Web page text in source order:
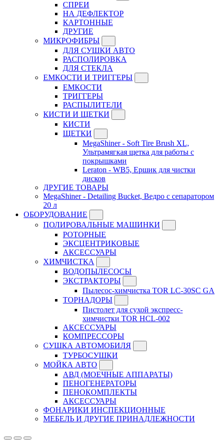
СПРЕИ
НА ДЕФЛЕКТОР
КАРТОННЫЕ
ДРУГИЕ
МИКРОФИБРЫ
ДЛЯ СУШКИ АВТО
РАСПОЛИРОВКА
ДЛЯ СТЕКЛА
ЕМКОСТИ И ТРИГГЕРЫ
ЕМКОСТИ
ТРИГГЕРЫ
РАСПЫЛИТЕЛИ
КИСТИ И ЩЕТКИ
КИСТИ
ЩЕТКИ
MegaShiner - Soft Tire Brush XL,
Ультрамягкая щетка для работы с
покрышками
Leraton - WB5, Ершик для чистки
дисков
ДРУГИЕ ТОВАРЫ
MegaShiner - Detailing Bucket, Ведро с сепаратором
20 л
ОБОРУДОВАНИЕ
ПОЛИРОВАЛЬНЫЕ МАШИНКИ
РОТОРНЫЕ
ЭКСЦЕНТРИКОВЫЕ
АКСЕССУАРЫ
ХИМЧИСТКА
ВОДОПЫЛЕСОСЫ
ЭКСТРАКТОРЫ
Пылесос-химчистка TOR LC-30SC GA
ТОРНАДОРЫ
Пистолет для сухой экспресс-
химчистки TOR HCL-002
АКСЕССУАРЫ
КОМПРЕССОРЫ
СУШКА АВТОМОБИЛЯ
ТУРБОСУШКИ
МОЙКА АВТО
АВД (МОЕЧНЫЕ АППАРАТЫ)
ПЕНОГЕНЕРАТОРЫ
ПЕНОКОМПЛЕКТЫ
АКСЕССУАРЫ
ФОНАРИКИ ИНСПЕКЦИОННЫЕ
МЕБЕЛЬ И ДРУГИЕ ПРИНАДЛЕЖНОСТИ